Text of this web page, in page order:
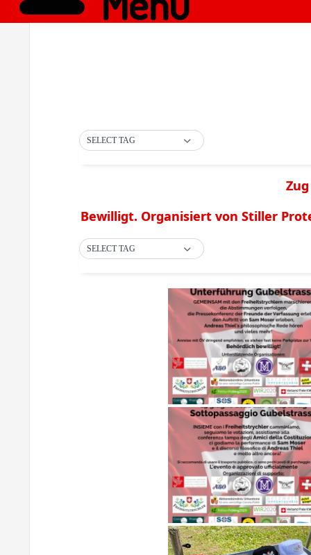
SELECT TAG
Zug
Bewilligt. Organisiert von Stiller
SELECT TAG